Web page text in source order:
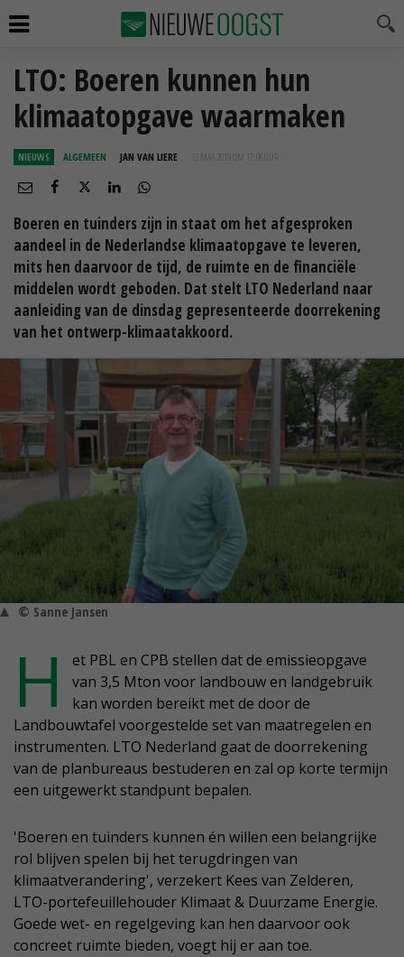
LTO: Boeren kunnen hun
klimaatopgave waarmaken
NIEUWS ALGEMEEN JAN VAN LIERE 13 MAA 2019 OM 17:06
Boeren en tuinders zijn in staat om het afgesproken
aandeel in de Nederlandse klimaatopgave te leveren,
mits hen daarvoor de tijd, de ruimte en de financiële
middelen wordt geboden. Dat stelt LTO Nederland naar
aanleiding van de dinsdag gepresenteerde doorrekening
van het ontwerp-klimaatakkoord.
© Sanne Jansen
H
et PBL en CPB stellen dat de emissieopgave
van 3,5 Mton voor landbouw en landgebruik
kan worden bereikt met de door de
Landbouwtafel voorgestelde set van maatregelen en
instrumenten. LTO Nederland gaat de doorrekening
van de planbureaus bestuderen en zal op korte termijn
een uitgewerkt standpunt bepalen.
'Boeren en tuinders kunnen én willen een belangrijke
rol blijven spelen bij het terugdringen van
klimaatverandering', verzekert Kees van Zelderen,
LTO-portefeuillehouder Klimaat & Duurzame Energie.
Goede wet- en regelgeving kan hen daarvoor ook
concreet ruimte bieden, voegt hij er aan toe.